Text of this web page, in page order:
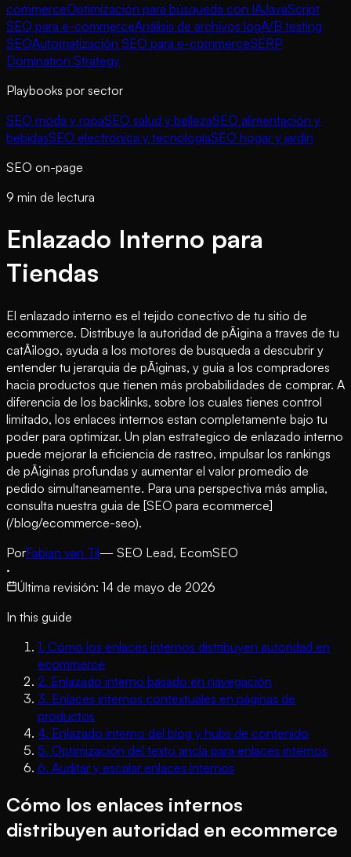
commerceOptimización para búsqueda con IAJavaScript
SEO para e-commerceAnálisis de archivos logA/B testing
SEOAutomatización SEO para e-commerceSERP
Domination Strategy
Playbooks por sector
SEO moda y ropaSEO salud y bellezaSEO alimentación y
bebidasSEO electrónica y tecnologíaSEO hogar y jardín
SEO on-page
9 min de lectura
Enlazado Interno para
Tiendas
El enlazado interno es el tejido conectivo de tu sitio de
ecommerce. Distribuye la autoridad de pÃ¡gina a traves de tu
catÃ¡logo, ayuda a los motores de busqueda a descubrir y
entender tu jerarquia de pÃ¡ginas, y guia a los compradores
hacia productos que tienen más probabilidades de comprar. A
diferencia de los backlinks, sobre los cuales tienes control
limitado, los enlaces internos estan completamente bajo tu
poder para optimizar. Un plan estrategico de enlazado interno
puede mejorar la eficiencia de rastreo, impulsar los rankings
de pÃ¡ginas profundas y aumentar el valor promedio de
pedido simultaneamente. Para una perspectiva más amplia,
consulta nuestra guia de [SEO para ecommerce]
(/blog/ecommerce-seo).
PorFabian van Til— SEO Lead, EcomSEO
·
Última revisión: 14 de mayo de 2026
In this guide
1. Cómo los enlaces internos distribuyen autoridad en
ecommerce
2. Enlazado interno basado en navegación
3. Enlaces internos contextuales en páginas de
productos
4. Enlazado interno del blog y hubs de contenido
5. Optimización del texto ancla para enlaces internos
6. Auditar y escalar enlaces internos
Cómo los enlaces internos
distribuyen autoridad en ecommerce